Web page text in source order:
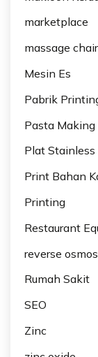
marketplace
massage chair
Mesin Es
Pabrik
Pasta
Plat Stainless
Print Bahan
Printing
Restaurant
reverse
Rumah Sakit
SEO
Zinc